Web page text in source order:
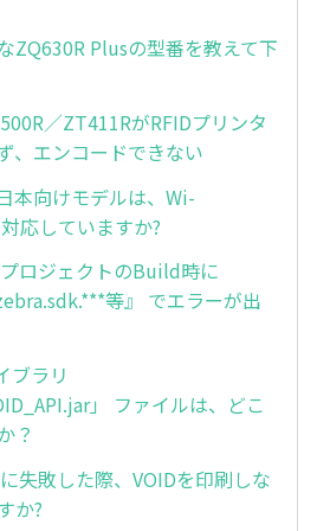
ZQ630R Plusの型番を教えて下
／ZT411RがRFIDプリンタ
、エンコードできない
本向けモデルは、Wi-
応していますか?
ロジェクトのBuild時に
等』 でエラーが出
ブラリ
」 ファイルは、どこ
？
失敗した際、VOIDを印刷しな
か?